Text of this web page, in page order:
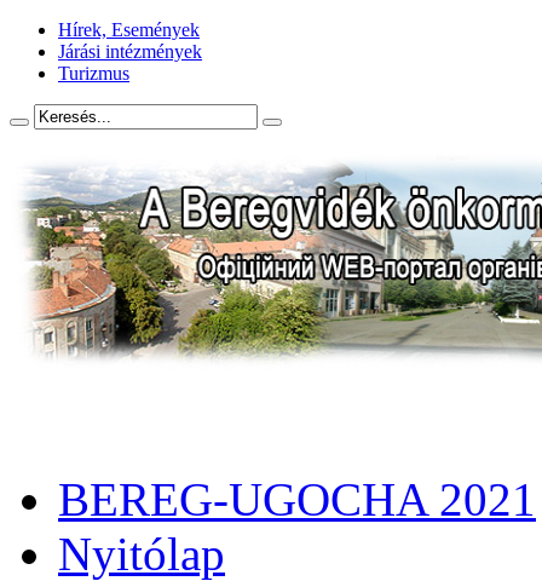
Hírek, Események
Járási intézmények
Turizmus
BEREG-UGOCHA 2021
Nyitólap